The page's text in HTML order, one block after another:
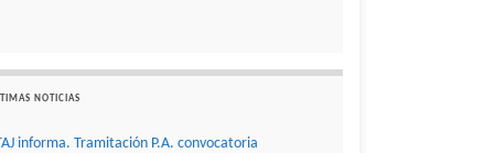
NOTICIAS
informa. Tramitación P.A. convocatoria